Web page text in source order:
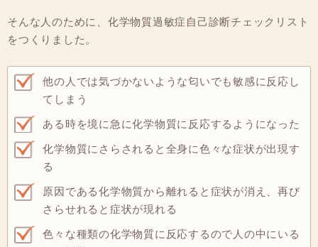
そんな人のために、化学物質過敏症自己診断チェックリスト
をつくりました。
他の人では気づかないような匂いでも敏感に反応し
てしまう
ある時を境に急に化学物質に反応するようになった
化学物質にさらされると全身に色々な症状が出現す
る
原因である化学物質から離れると症状が消え、再び
さらせれると症状が現れる
色々な種類の化学物質に反応するので人の中にいる